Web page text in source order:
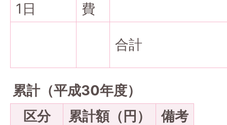
1日
費
合計
累計（平成30年度）
区分
累計額（円）
備考